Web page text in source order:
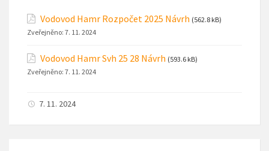
Vodovod Hamr Rozpočet 2025 Návrh (562.8 kB)
Zveřejněno: 7. 11. 2024
Vodovod Hamr Svh 25 28 Návrh (593.6 kB)
Zveřejněno: 7. 11. 2024
7. 11. 2024